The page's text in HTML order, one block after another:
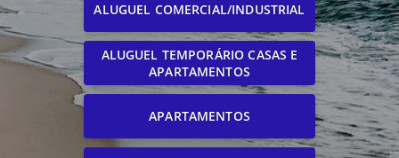
ALUGUEL COMERCIAL/INDUSTRIAL
ALUGUEL TEMPORÁRIO CASAS E
APARTAMENTOS
APARTAMENTOS